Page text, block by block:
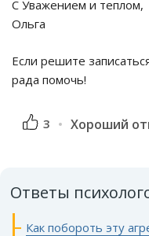
С Уважением и теплом,
Ольга
Если решите
рада помочь!
3 Хороший
Ответы
Как побороть эту